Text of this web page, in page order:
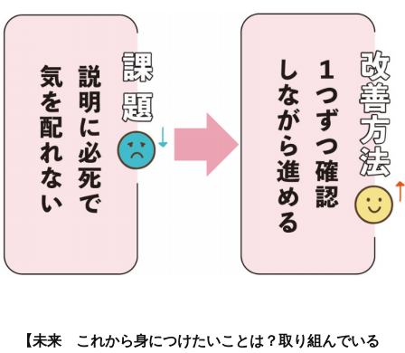
【未来 これから身につけたいことは？取り組んでいる